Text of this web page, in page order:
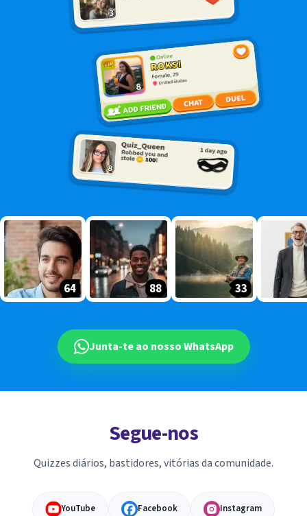
64
64 88
88 33
33
Junta-te ao nosso WhatsApp
Segue-nos
Quizzes diários, bastidores, vitórias da comunidade.
YouTube Facebook Instagram